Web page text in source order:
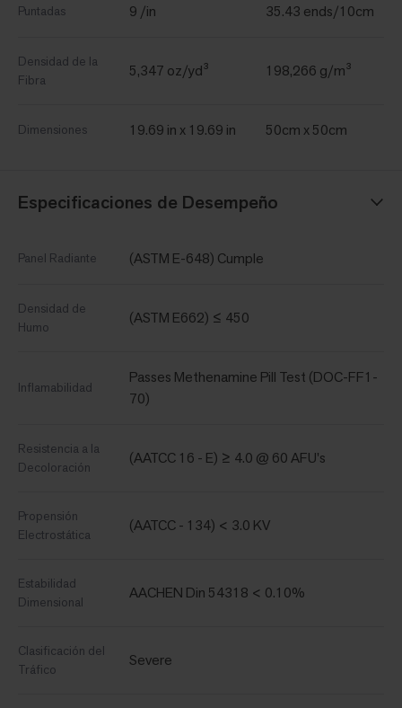
Puntadas 9 /in 35.43 ends/10cm
Densidad de la
Fibra
5,347 oz/yd³ 198,266 g/m³
Dimensiones 19.69 in x 19.69 in 50cm x 50cm
Especificaciones de Desempeño
Panel Radiante (ASTM E-648) Cumple
Densidad de
Humo
(ASTM E662) ≤ 450
Inflamabilidad
Passes Methenamine Pill Test (DOC-FF1-
70)
Resistencia a la
Decoloración
(AATCC 16 - E) ≥ 4.0 @ 60 AFU's
Propensión
Electrostática
(AATCC - 134) < 3.0 KV
Estabilidad
Dimensional
AACHEN Din 54318 < 0.10%
Clasificación del
Tráfico
Severe